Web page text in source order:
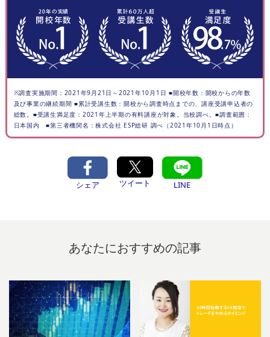
※調査実施期間：2021年9月21日～2021年10月1日 ■開校年数：開校からの年数
及び事業の継続期間 ■累計受講生数：開校から調査時点までの、講座受講申込者の
総数。■受講生満足度：2021年上半期の有料講座が対象。当校調べ。■調査範囲：
日本国内 ■第三者機関名：株式会社 ESP総研 調べ（2021年10月1日時点）
シェア ツイート LINE
あなたにおすすめの記事